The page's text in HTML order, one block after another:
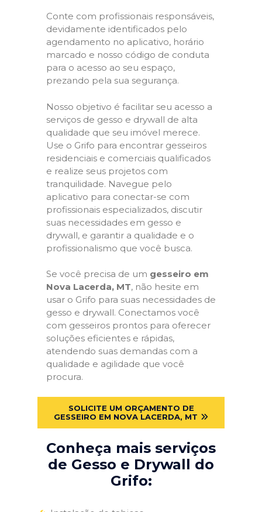
Conte com profissionais responsáveis,
devidamente identificados pelo
agendamento no aplicativo, horário
marcado e nosso código de conduta
para o acesso ao seu espaço,
prezando pela sua segurança.
Nosso objetivo é facilitar seu acesso a
serviços de gesso e drywall de alta
qualidade que seu imóvel merece.
Use o Grifo para encontrar gesseiros
residenciais e comerciais qualificados
e realize seus projetos com
tranquilidade. Navegue pelo
aplicativo para conectar-se com
profissionais especializados, discutir
suas necessidades em gesso e
drywall, e garantir a qualidade e o
profissionalismo que você busca.
Se você precisa de um gesseiro em
Nova Lacerda, MT, não hesite em
usar o Grifo para suas necessidades de
gesso e drywall. Conectamos você
com gesseiros prontos para oferecer
soluções eficientes e rápidas,
atendendo suas demandas com a
qualidade e agilidade que você
procura.
SOLICITE UM ORÇAMENTO DE
GESSEIRO EM NOVA LACERDA, MT
Conheça mais serviços
de Gesso e Drywall do
Grifo: